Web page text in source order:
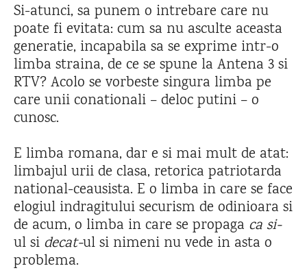
Si-atunci, sa punem o intrebare care nu
poate fi evitata: cum sa nu asculte aceasta
generatie, incapabila sa se exprime intr-o
limba straina, de ce se spune la Antena 3 si
RTV? Acolo se vorbeste singura limba pe
care unii conationali – deloc putini – o
cunosc.
E limba romana, dar e si mai mult de atat:
limbajul urii de clasa, retorica patriotarda
national-ceausista. E o limba in care se face
elogiul indragitului securism de odinioara si
de acum, o limba in care se propaga ca si-
ul si decat-ul si nimeni nu vede in asta o
problema.